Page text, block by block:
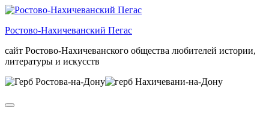
Skip
the
Ростово-Нахичеванский Пегас
сайт Ростово-Нахичеванского общества любителей истории,
литературы и искусств